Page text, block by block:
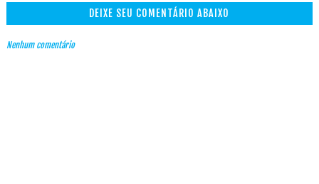
DEIXE SEU COMENTÁRIO ABAIXO
Nenhum comentário